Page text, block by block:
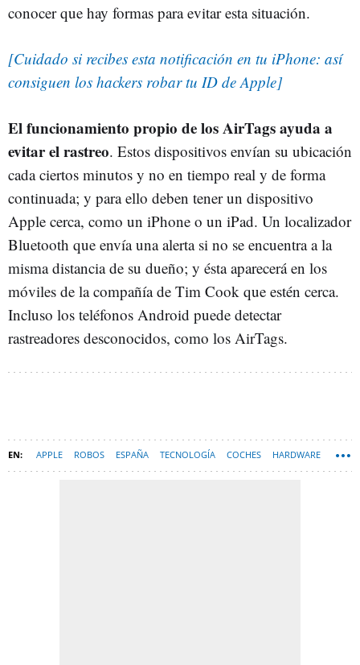
conocer que hay formas para evitar esta situación.
[Cuidado si recibes esta notificación en tu iPhone: así
consiguen los hackers robar tu ID de Apple]
El funcionamiento propio de los AirTags ayuda a
evitar el rastreo. Estos dispositivos envían su ubicación
cada ciertos minutos y no en tiempo real y de forma
continuada; y para ello deben tener un dispositivo
Apple cerca, como un iPhone o un iPad. Un localizador
Bluetooth que envía una alerta si no se encuentra a la
misma distancia de su dueño; y ésta aparecerá en los
móviles de la compañía de Tim Cook que estén cerca.
Incluso los teléfonos Android puede detectar
rastreadores desconocidos, como los AirTags.
APPLE ROBOS ESPAÑA TECNOLOGÍA COCHES HARDWARE